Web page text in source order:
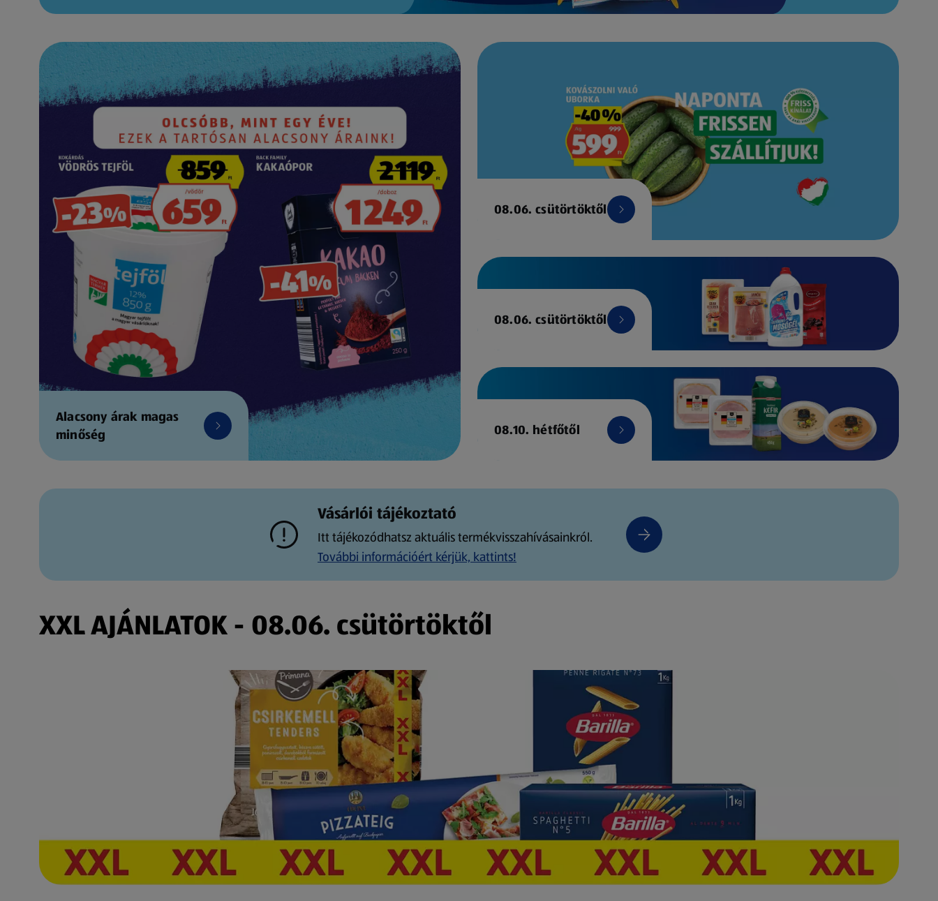
Alacsony árak magas
minőség
08.06. csütörtöktől
08.06. csütörtöktől
08.10. hétfőtől
Vásárlói tájékoztató
Itt tájékozódhatsz aktuális termékvisszahívásainkról.
További információért kérjük, kattints!
XXL AJÁNLATOK - 08.06. csütörtöktől